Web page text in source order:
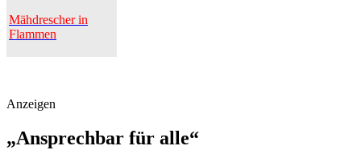
Mähdrescher in
Flammen
Anzeigen
„Ansprechbar für alle“